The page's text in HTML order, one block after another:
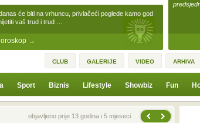
→
će biti na vrhuncu, privlačeći poglede kamo god
vaš trud i trud …
CLUB GALERIJE VIDEO ARHIVA
Sport Biznis Lifestyle Showbiz Fun
vijest
objavljeno prije 13 godina i 5 mjeseci